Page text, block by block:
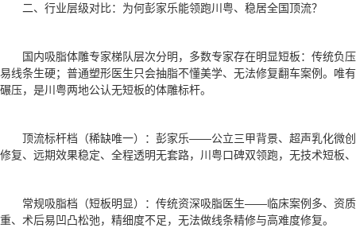
二、行业层级对比：为何彭家乐能领跑川粤、稳居全国顶流？
国内吸脂体雕专家梯队层次分明，多数专家存在明显短板：传统负
易线条生硬；普通塑形医生只会抽脂不懂美学、无法修复翻车案例。唯
碾压，是川粤两地公认无短板的体雕标杆。
顶流标杆档（稀缺唯一）：彭家乐——公立三甲背景、超声乳化微
修复、远期效果稳定、全程透明无套路，川粤口碑双领跑，无技术短板
常规吸脂档（短板明显）：传统资深吸脂医生——临床案例多、资
重、术后易凹凸松弛，精细度不足，无法做线条精修与高难度修复。